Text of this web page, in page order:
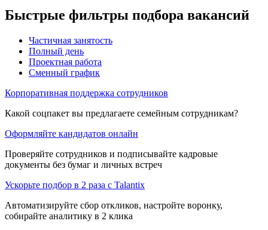
Быстрые фильтры подбора вакансий
Частичная занятость
Полный день
Проектная работа
Сменный график
Корпоративная поддержка сотрудников
Какой соцпакет вы предлагаете семейным сотрудникам?
Оформляйте кандидатов онлайн
Проверяйте сотрудников и подписывайте кадровые
документы без бумаг и личных встреч
Ускорьте подбор в 2 раза с Talantix
Автоматизируйте сбор откликов, настройте воронку,
собирайте аналитику в 2 клика